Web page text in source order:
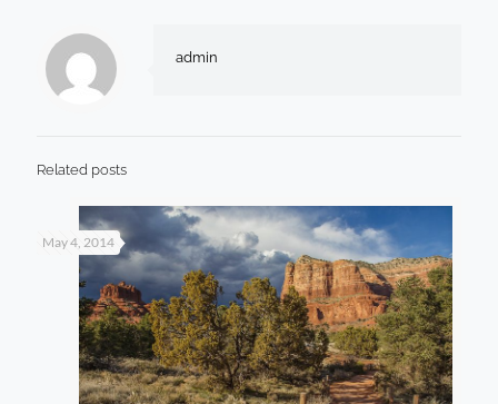
admin
Related posts
May 4, 2014